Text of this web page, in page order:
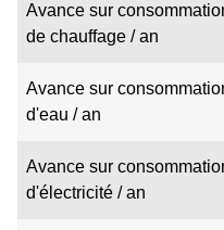
Avance sur
de chauffage / an
Avance sur
d'eau / an
Avance sur
d'électricité / an